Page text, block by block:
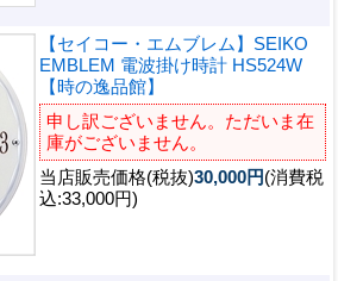
【セイコー・エムブレム】SEIKO
EMBLEM 電波掛け時計 HS524W
【時の逸品館】
申し訳ございません。ただいま在
庫がございません。
当店販売価格(税抜)30,000円(消費税
込:33,000円)